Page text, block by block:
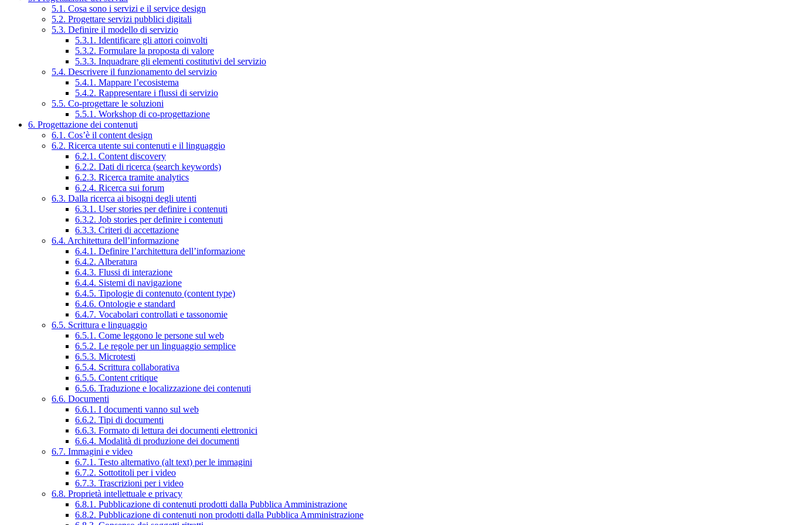
5.1. Cosa sono i servizi e il service design
5.2. Progettare servizi pubblici digitali
5.3. Definire il modello di servizio
5.3.1. Identificare gli attori coinvolti
5.3.2. Formulare la proposta di valore
5.3.3. Inquadrare gli elementi costitutivi del servizio
5.4. Descrivere il funzionamento del servizio
5.4.1. Mappare l’ecosistema
5.4.2. Rappresentare i flussi di servizio
5.5. Co-progettare le soluzioni
5.5.1. Workshop di co-progettazione
6. Progettazione dei contenuti
6.1. Cos’è il content design
6.2. Ricerca utente sui contenuti e il linguaggio
6.2.1. Content discovery
6.2.2. Dati di ricerca (search keywords)
6.2.3. Ricerca tramite analytics
6.2.4. Ricerca sui forum
6.3. Dalla ricerca ai bisogni degli utenti
6.3.1. User stories per definire i contenuti
6.3.2. Job stories per definire i contenuti
6.3.3. Criteri di accettazione
6.4. Architettura dell’informazione
6.4.1. Definire l’architettura dell’informazione
6.4.2. Alberatura
6.4.3. Flussi di interazione
6.4.4. Sistemi di navigazione
6.4.5. Tipologie di contenuto (content type)
6.4.6. Ontologie e standard
6.4.7. Vocabolari controllati e tassonomie
6.5. Scrittura e linguaggio
6.5.1. Come leggono le persone sul web
6.5.2. Le regole per un linguaggio semplice
6.5.3. Microtesti
6.5.4. Scrittura collaborativa
6.5.5. Content critique
6.5.6. Traduzione e localizzazione dei contenuti
6.6. Documenti
6.6.1. I documenti vanno sul web
6.6.2. Tipi di documenti
6.6.3. Formato di lettura dei documenti elettronici
6.6.4. Modalità di produzione dei documenti
6.7. Immagini e video
6.7.1. Testo alternativo (alt text) per le immagini
6.7.2. Sottotitoli per i video
6.7.3. Trascrizioni per i video
6.8. Proprietà intellettuale e privacy
6.8.1. Pubblicazione di contenuti prodotti dalla Pubblica Amministrazione
6.8.2. Pubblicazione di contenuti non prodotti dalla Pubblica Amministrazione